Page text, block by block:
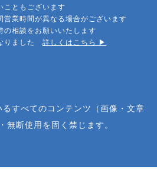
こともございます
業時間が異なる場合がございます
相談をお願いいたします
りました 詳しくはこちら ▶︎
すべてのコンテンツ（画像・文章
無断使用を固く禁じます。